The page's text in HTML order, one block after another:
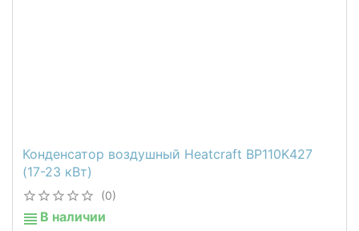
Конденсатор воздушный Heatcraft BP110K427
(17-23 кВт)
(0)
В наличии